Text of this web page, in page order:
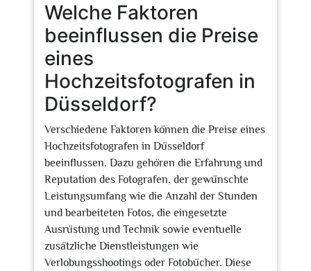
Welche Faktoren
beeinflussen die Preise
eines
Hochzeitsfotografen in
Düsseldorf?
Verschiedene Faktoren können die Preise eines
Hochzeitsfotografen in Düsseldorf
beeinflussen. Dazu gehören die Erfahrung und
Reputation des Fotografen, der gewünschte
Leistungsumfang wie die Anzahl der Stunden
und bearbeiteten Fotos, die eingesetzte
Ausrüstung und Technik sowie eventuelle
zusätzliche Dienstleistungen wie
Verlobungsshootings oder Fotobücher. Diese